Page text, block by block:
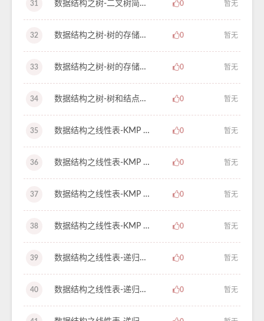
31 数据结构之树-二叉树简介-学习笔记-49 0 暂无
32 数据结构之树-树的存储结构（二）-学习笔记-48 0 暂无
33 数据结构之树-树的存储结构（一）-学习笔记-47 0 暂无
34 数据结构之树-树和结点的简介-学习笔记-46 0 暂无
35 数据结构之线性表-KMP 算法（04）-学习笔记-45 0 暂无
36 数据结构之线性表-KMP 算法（03）-学习笔记-44 0 暂无
37 数据结构之线性表-KMP 算法（02）-学习笔记-43 0 暂无
38 数据结构之线性表-KMP 算法（01）-学习笔记-42 0 暂无
39 数据结构之线性表-递归解决八皇后问题-学习笔记-41 0 暂无
40 数据结构之线性表-递归解决汉诺塔问题-学习笔记-40 0 暂无